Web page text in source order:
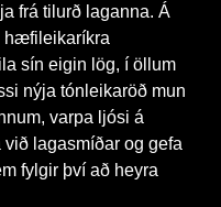
frá tilurð laganna. Á
hæfileikaríkra
sín eigin lög, í öllum
nýja tónleikaröð mun
varpa ljósi á
lagasmíðar og gefa
fylgir því að heyra